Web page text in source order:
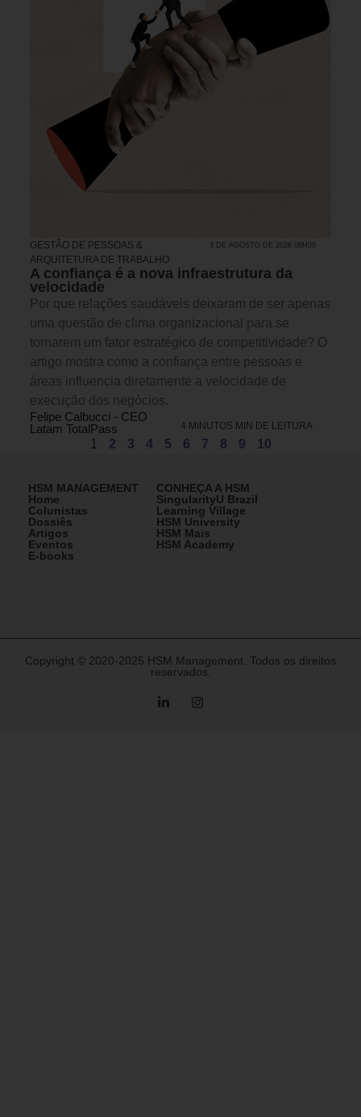
GESTÃO DE PESSOAS &
ARQUITETURA DE TRABALHO
3 DE AGOSTO DE 2026 08H00
A confiança é a nova infraestrutura da
velocidade
Por que relações saudáveis deixaram de ser apenas
uma questão de clima organizacional para se
tornarem um fator estratégico de competitividade? O
artigo mostra como a confiança entre pessoas e
áreas influencia diretamente a velocidade de
execução dos negócios.
Felipe Calbucci - CEO
Latam TotalPass
4 MINUTOS MIN DE LEITURA
1 2 3 4 5 6 7 8 9 10
HSM MANAGEMENT
Home
Colunistas
Dossiês
Artigos
Eventos
E-books
CONHEÇA A HSM
SingularityU Brazil
Learning Village
HSM University
HSM Mais
HSM Academy
Copyright © 2020-2025 HSM Management. Todos os direitos
reservados.